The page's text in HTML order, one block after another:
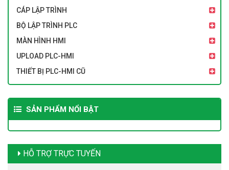
CÁP LẬP TRÌNH
BỘ LẬP TRÌNH PLC
MÀN HÌNH HMI
UPLOAD PLC-HMI
THIẾT BỊ PLC-HMI CŨ
SẢN PHẨM NỔI BẬT
HỖ TRỢ TRỰC TUYẾN